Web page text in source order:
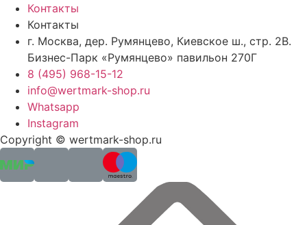
Контакты
Контакты
г. Москва, дер. Румянцево, Киевское ш., стр. 2В.
Бизнес-Парк «Румянцево» павильон 270Г
8 (495) 968-15-12
info@wertmark-shop.ru
Whatsapp
Instagram
Copyright © wertmark-shop.ru